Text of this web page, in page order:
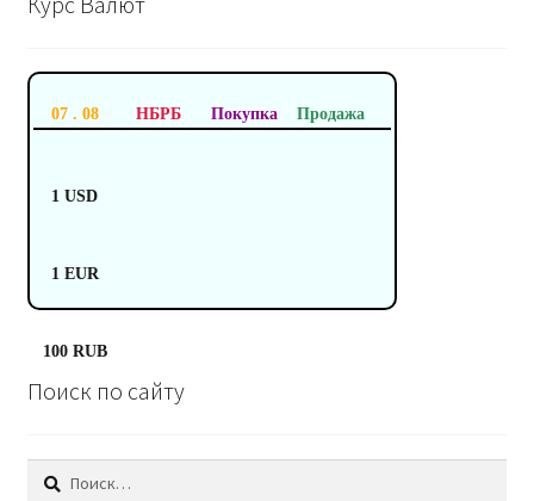
07 . 08 НБРБ Покупка Продажа
1 USD
1 EUR
100 RUB
Поиск по сайту
Найти: